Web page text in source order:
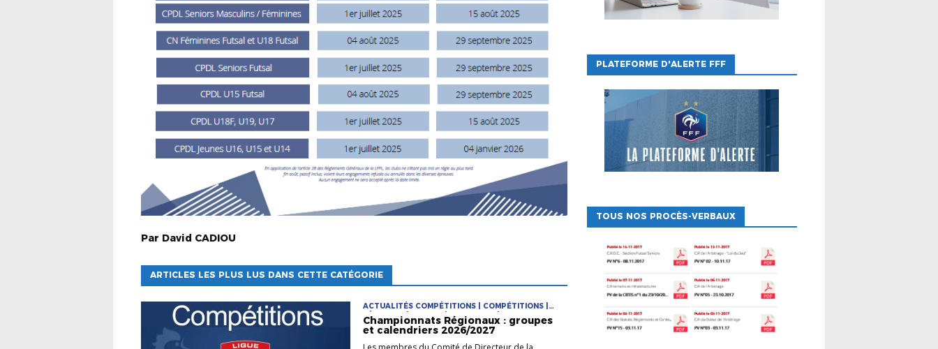
Par David CADIOU
ARTICLES LES PLUS LUS DANS CETTE CATÉGORIE
ACTUALITÉS COMPÉTITIONS | COMPÉTITIONS |
FÉMININES | FUTSAL | PRATIQUES | PRATIQUES
JEUNES
Championnats Régionaux : groupes
et calendriers 2026/2027
PLATEFORME D'ALERTE FFF
TOUS NOS PROCÈS-VERBAUX